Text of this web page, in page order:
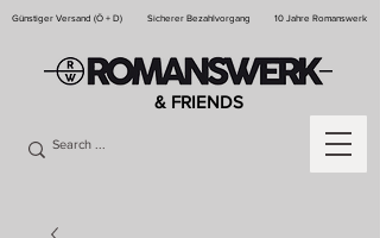
Günstiger Versand (Ö + D) Sicherer Bezahlvorgang 10 Jahre Romanswerk
& FRIENDS